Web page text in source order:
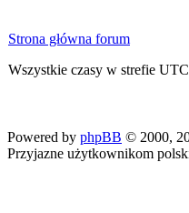
Strona główna forum
Wszystkie czasy w strefie
Powered by phpBB © 2000,
Przyjazne użytkownikom